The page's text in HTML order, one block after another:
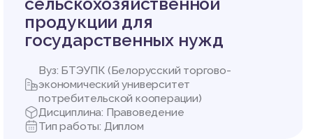
продукции для
государственных нужд
Вуз: БТЭУПК (Белорусский торгово-
экономический университет
потребительской кооперации)
Дисциплина: Правоведение
Тип работы: Диплом